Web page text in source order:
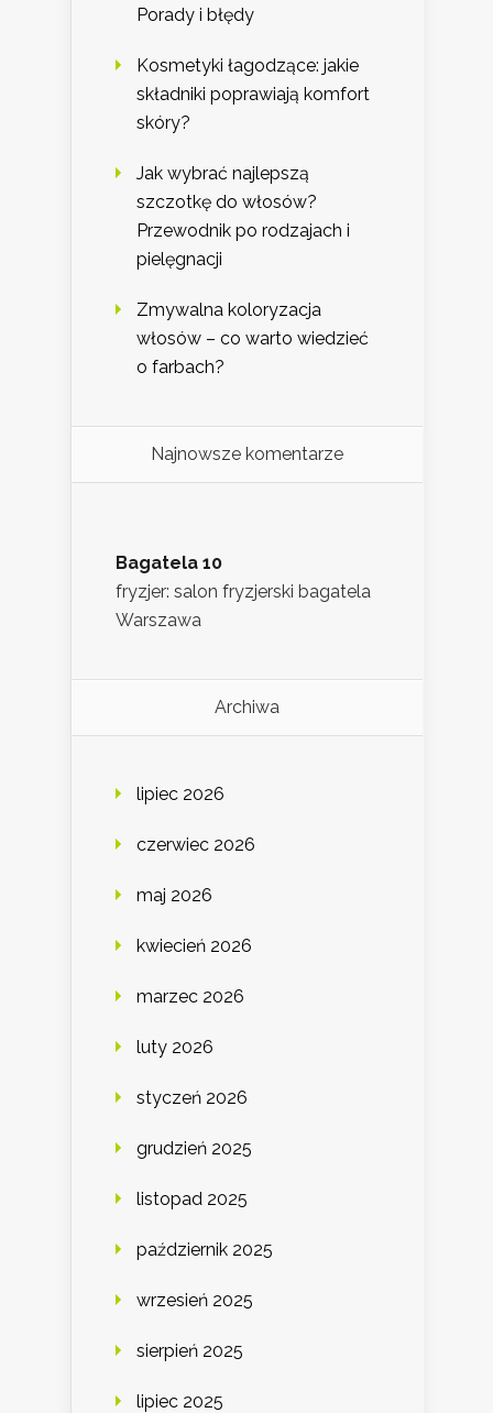
Porady i błędy
Kosmetyki łagodzące: jakie
składniki poprawiają komfort
skóry?
Jak wybrać najlepszą
szczotkę do włosów?
Przewodnik po rodzajach i
pielęgnacji
Zmywalna koloryzacja
włosów – co warto wiedzieć
o farbach?
Najnowsze komentarze
Bagatela 10
fryzjer: salon fryzjerski bagatela
Warszawa
Archiwa
lipiec 2026
czerwiec 2026
maj 2026
kwiecień 2026
marzec 2026
luty 2026
styczeń 2026
grudzień 2025
listopad 2025
październik 2025
wrzesień 2025
sierpień 2025
lipiec 2025